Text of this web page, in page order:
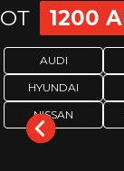
ОТ 1200
AUDI
HYUNDAI
NISSAN